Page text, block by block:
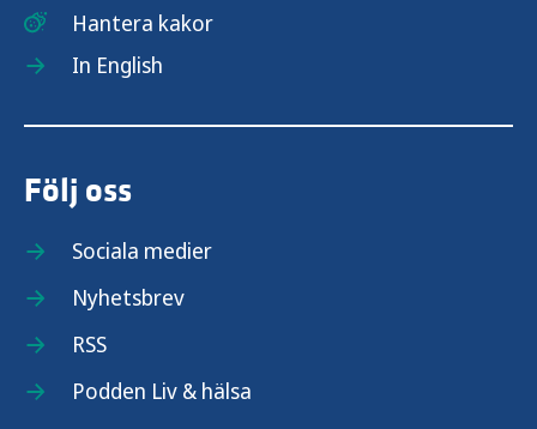
Hantera kakor
In English
Följ oss
Sociala medier
Nyhetsbrev
RSS
Podden Liv & hälsa